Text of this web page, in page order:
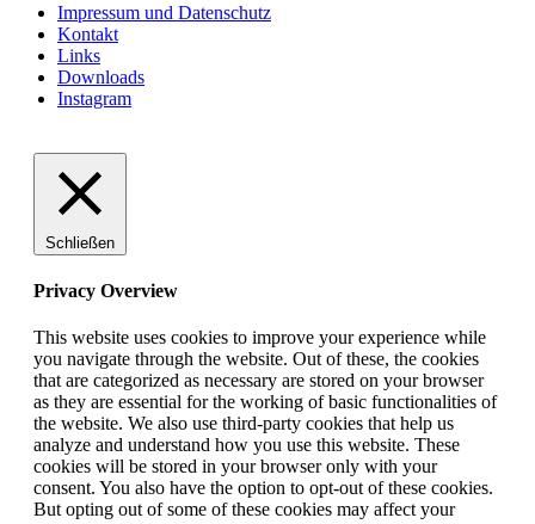
Impressum und Datenschutz
Kontakt
Links
Downloads
Instagram
Schließen
Privacy Overview
This website uses cookies to improve your experience while
you navigate through the website. Out of these, the cookies
that are categorized as necessary are stored on your browser
as they are essential for the working of basic functionalities of
the website. We also use third-party cookies that help us
analyze and understand how you use this website. These
cookies will be stored in your browser only with your
consent. You also have the option to opt-out of these cookies.
But opting out of some of these cookies may affect your